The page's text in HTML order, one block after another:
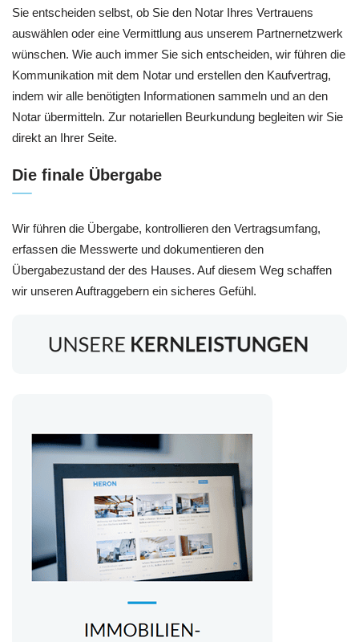
Sie entscheiden selbst, ob Sie den Notar Ihres Vertrauens
auswählen oder eine Vermittlung aus unserem Partnernetzwerk
wünschen. Wie auch immer Sie sich entscheiden, wir führen die
Kommunikation mit dem Notar und erstellen den Kaufvertrag,
indem wir alle benötigten Informationen sammeln und an den
Notar übermitteln. Zur notariellen Beurkundung begleiten wir Sie
direkt an Ihrer Seite.
Die finale Übergabe
Wir führen die Übergabe, kontrollieren den Vertragsumfang,
erfassen die Messwerte und dokumentieren den
Übergabezustand der des Hauses. Auf diesem Weg schaffen
wir unseren Auftraggebern ein sicheres Gefühl.